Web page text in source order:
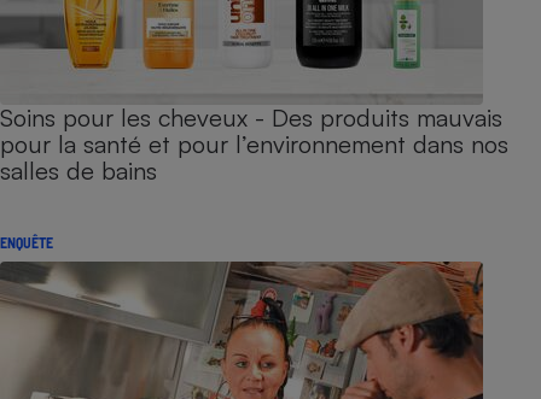
Soins pour les cheveux - Des produits mauvais
pour la santé et pour l’environnement dans nos
salles de bains
ENQUÊTE